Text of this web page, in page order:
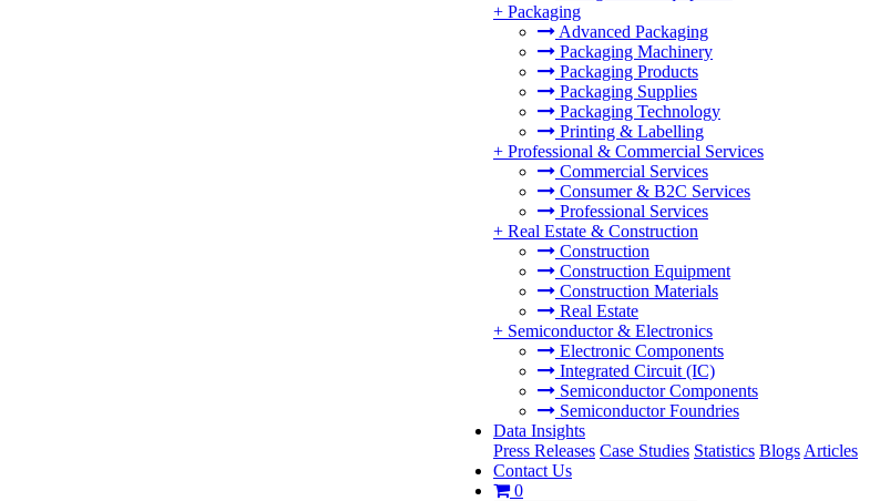
+ Packaging
Advanced Packaging
Packaging Machinery
Packaging Products
Packaging Supplies
Packaging Technology
Printing & Labelling
+ Professional & Commercial Services
Commercial Services
Consumer & B2C Services
Professional Services
+ Real Estate & Construction
Construction
Construction Equipment
Construction Materials
Real Estate
+ Semiconductor & Electronics
Electronic Components
Integrated Circuit (IC)
Semiconductor Components
Semiconductor Foundries
Data Insights
Press Releases Case Studies Statistics Blogs Articles
Contact Us
0